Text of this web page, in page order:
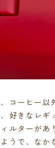
コーヒー以
好きなレギ
ルターがあ
うで、なか